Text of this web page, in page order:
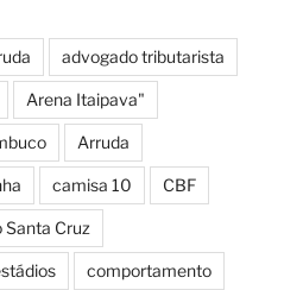
advogado tributarista
Arena Itaipava"
Arruda
camisa 10 CBF
Cruz
comportamento